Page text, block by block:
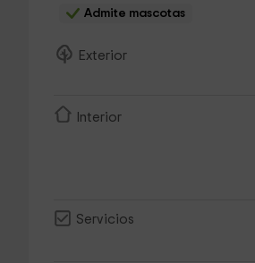
Admite mascotas
Exterior
Interior
Servicios